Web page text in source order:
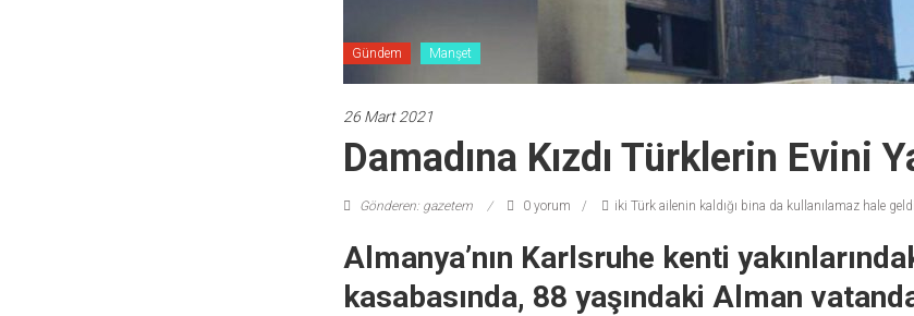
Gündem Manşet
26 Mart 2021
Damadına Kızdı Türklerin Evini
Gönderen: gazetem 0 yorum iki Türk ailenin kaldığı bina da kullanılamaz hale geldi
Almanya’nın Karlsruhe kenti
kasabasında, 88 yaşındaki Alman